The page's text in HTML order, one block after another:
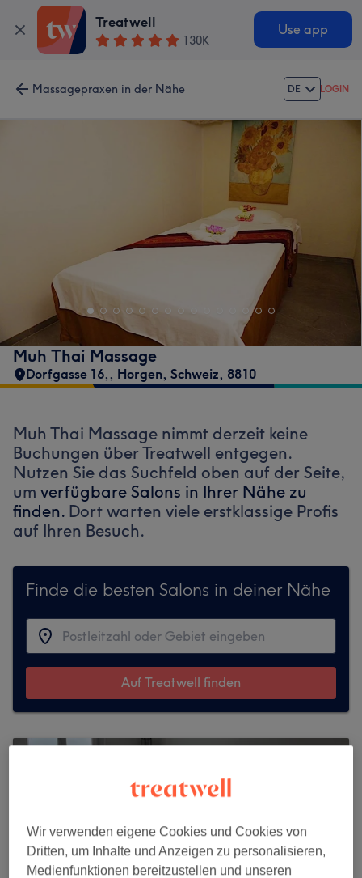
Treatwell
130K
Use app
Massagepraxen in der Nähe DE LOGIN
Muh Thai Massage
Dorfgasse 16,, Horgen, Schweiz, 8810
Muh Thai Massage nimmt derzeit keine
Buchungen über Treatwell entgegen.
Nutzen Sie das Suchfeld oben auf der Seite,
um verfügbare Salons in Ihrer Nähe zu
finden. Dort warten viele erstklassige Profis
auf Ihren Besuch.
Finde die besten Salons in deiner Nähe
Auf Treatwell finden
Wir verwenden eigene Cookies und Cookies von
Dritten, um Inhalte und Anzeigen zu personalisieren,
Medienfunktionen bereitzustellen und unseren